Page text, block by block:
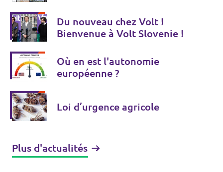
Du nouveau chez Volt !
Bienvenue à Volt Slovenie !
Où en est l'autonomie
européenne ?
Loi d’urgence agricole
Plus d'actualités